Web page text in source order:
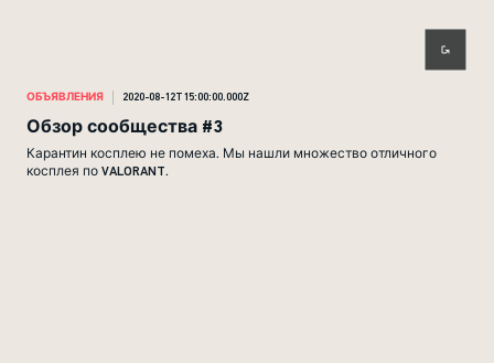
ОБЪЯВЛЕНИЯ 2020-08-12T15:00:00.000Z
Обзор сообщества #3
Карантин косплею не помеха. Мы нашли множество отличного
косплея по VALORANT.